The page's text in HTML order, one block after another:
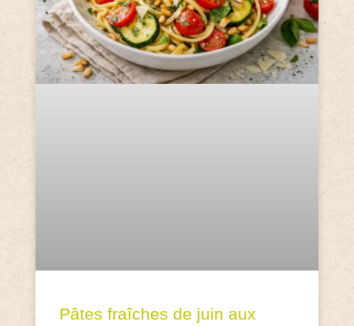
Pâtes fraîches de juin aux